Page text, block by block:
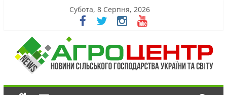
Субота, 8 Серпня, 2026